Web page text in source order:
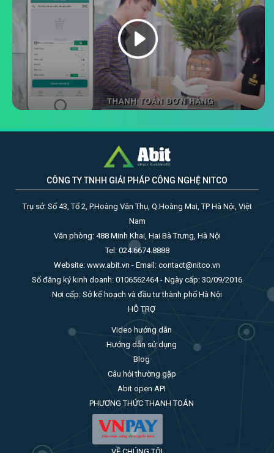
CÔNG TY TNHH GIẢI PHÁP CÔNG NGHỆ NITCO
Trụ sở: Số 43, Tổ 2, P.Hoàng Văn Thụ, Q.Hoàng Mai, TP Hà Nội, Việt
Nam
Văn phòng: 488 Minh Khai, Hai Bà Trưng, Hà Nội
Tel: 024.6674.8888
Website: www.abit.vn - Email: contact@nitco.vn
Số đăng ký kinh doanh: 0106562464 - Ngày cấp: 30/09/2016
Nơi cấp: Sở kế hoạch và đầu tư thành phố Hà Nội
HỖ TRỢ
Video hướng dẫn
Hướng dẫn sử dụng
Blog
Câu hỏi thường gặp
Abit open API
PHƯƠNG THỨC THANH TOÁN